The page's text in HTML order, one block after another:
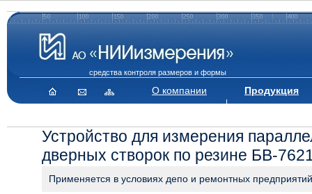
средства контроля размеров и формы
О компании Продукция
Устройство для измерения
дверных створок по резине БВ-
Применяется в условиях депо и ремонтных